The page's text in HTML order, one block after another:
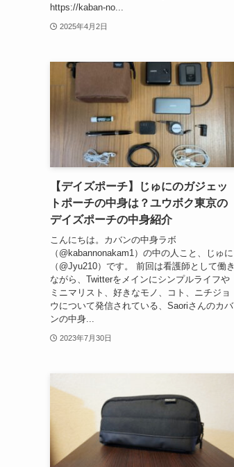
https://kaban-no...
2025年4月2日
【デイズポーチ】じゅにのガジェッ
トポーチの中身は？ユウボク東京の
デイズポーチの中身紹介
こんにちは。カバンの中身ラボ
（@kabannonakam1）の中の人こと、じゅに
（@Jyu210）です。 前回は看護師として働き
ながら、Twitterをメインにシンプルライフや
ミニマリスト、好きなモノ、コト、ニチジョ
ウについて発信されている、Saoriさんのカバ
ンの中身...
2023年7月30日